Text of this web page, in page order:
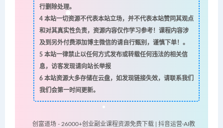
行删除处理。
4本站一切资源不代表本站立场，并不代表本站赞同其观点
和对其真实性负责，资源内容仅作学习参考！课程内容涉
及到另外付费添加博主微信的请自行甄别，谨慎下单！。
5本站一律禁止以任何方式发布或转载任何违法的相关信
息，访客发现请向站长举报
6本站资源大多存储在云盘，如发现链接失效，请联系我们
我们会第一时间更新。
创富道场 - 26000+创业副业课程资源免费下载 | 抖音运营·AI教